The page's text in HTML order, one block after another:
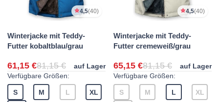
4,5(40)
Winterjacke mit Teddy-
Futter kobaltblau/grau
61,15 €81,15 €
auf Lager
Verfügbare Größen:
S M L XL
4,5(40)
Winterjacke mit Teddy-
Futter cremeweiß/grau
65,15 €81,15 €
auf Lager
Verfügbare Größen:
S M L XL